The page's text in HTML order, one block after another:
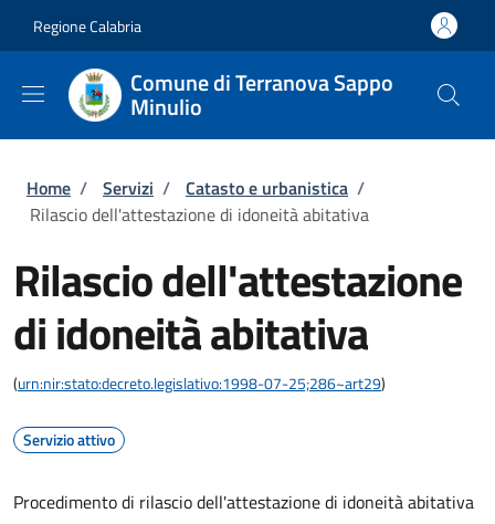
Regione Calabria
Comune di Terranova Sappo
Minulio
Briciole di pane
Home / Servizi / Catasto e urbanistica /
Rilascio dell'attestazione di idoneità abitativa
Rilascio dell'attestazione
di idoneità abitativa
(urn:nir:stato:decreto.legislativo:1998-07-25;286~art29)
Servizio attivo
Procedimento di rilascio dell'attestazione di idoneità abitativa